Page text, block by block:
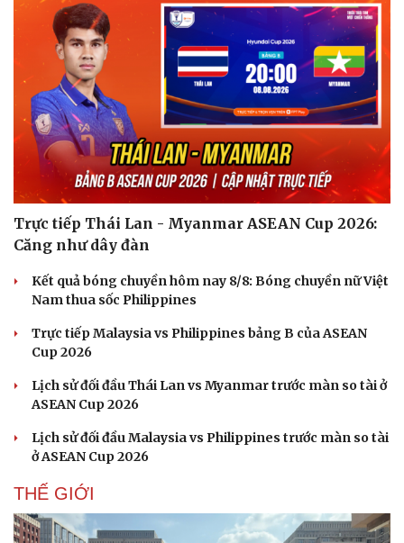
Cải chính
Trực tiếp Thái Lan - Myanmar ASEAN Cup 2026:
Căng như dây đàn
Kết quả bóng chuyền hôm nay 8/8: Bóng chuyền nữ Việt
Nam thua sốc Philippines
Trực tiếp Malaysia vs Philippines bảng B của ASEAN
Cup 2026
Lịch sử đối đầu Thái Lan vs Myanmar trước màn so tài ở
ASEAN Cup 2026
Lịch sử đối đầu Malaysia vs Philippines trước màn so tài
ở ASEAN Cup 2026
THẾ GIỚI